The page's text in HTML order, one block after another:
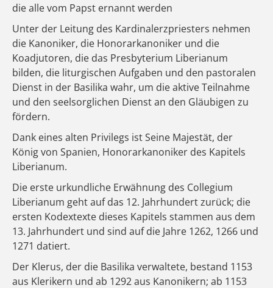
die alle vom Papst ernannt werden
Unter der Leitung des Kardinalerzpriesters nehmen
die Kanoniker, die Honorarkanoniker und die
Koadjutoren, die das Presbyterium Liberianum
bilden, die liturgischen Aufgaben und den pastoralen
Dienst in der Basilika wahr, um die aktive Teilnahme
und den seelsorglichen Dienst an den Gläubigen zu
fördern.
Dank eines alten Privilegs ist Seine Majestät, der
König von Spanien, Honorarkanoniker des Kapitels
Liberianum.
Die erste urkundliche Erwähnung des Collegium
Liberianum geht auf das 12. Jahrhundert zurück; die
ersten Kodextexte dieses Kapitels stammen aus dem
13. Jahrhundert und sind auf die Jahre 1262, 1266 und
1271 datiert.
Der Klerus, der die Basilika verwaltete, bestand 1153
aus Klerikern und ab 1292 aus Kanonikern; ab 1153